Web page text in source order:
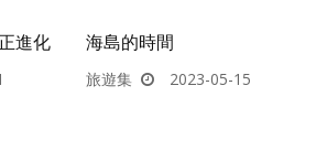
進化 海島的時間
旅遊集 2023-05-15